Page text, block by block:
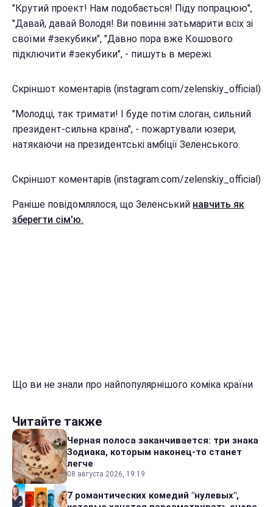
"Крутий проект! Нам подобається! Піду попрацюю",
"Давай, давай Володя! Ви повинні затьмарити всіх зі
своїми #зекубики", "Давно пора вже Кошового
підключити #зекубики", - пишуть в мережі.
Скріншот коментарів (instagram.com/zelenskiy_official)
"Молодці, так тримати! І буде потім слоган, сильний
президент-сильна країна", - пожартували юзери,
натякаючи на президентські амбіції Зеленського.
Скріншот коментарів (instagram.com/zelenskiy_official)
Раніше повідомлялося, що Зеленський навчить як
зберегти сім'ю.
Що ви не знали про найпопулярнішого коміка країни
Читайте также
Черная полоса заканчивается: три знака
Зодиака, которым наконец-то станет
легче
08 августа 2026, 19:19
7 романтических комедий "нулевых",